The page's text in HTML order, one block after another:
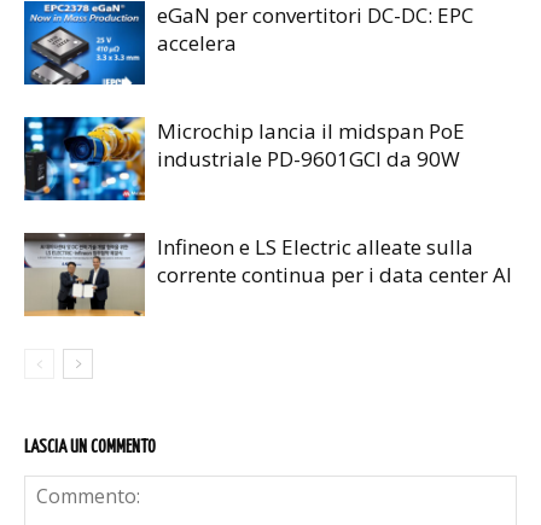
eGaN per convertitori DC-DC: EPC
accelera
Microchip lancia il midspan PoE
industriale PD-9601GCI da 90W
Infineon e LS Electric alleate sulla
corrente continua per i data center AI
LASCIA UN COMMENTO